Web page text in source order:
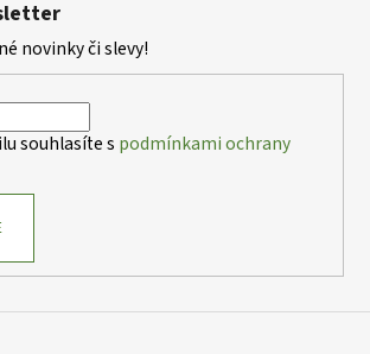
novinky či slevy!
souhlasíte s podmínkami ochrany